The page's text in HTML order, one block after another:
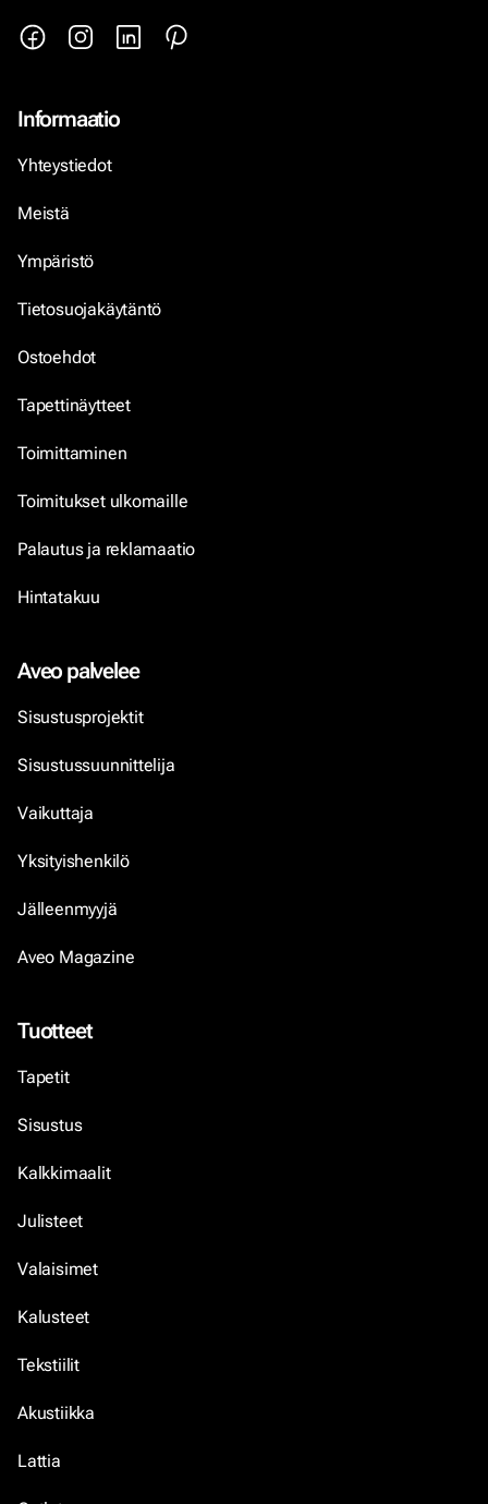
Informaatio
Yhteystiedot
Meistä
Ympäristö
Tietosuojakäytäntö
Ostoehdot
Tapettinäytteet
Toimittaminen
Toimitukset ulkomaille
Palautus ja reklamaatio
Hintatakuu
Aveo palvelee
Sisustusprojektit
Sisustussuunnittelija
Vaikuttaja
Yksityishenkilö
Jälleenmyyjä
Aveo Magazine
Tuotteet
Tapetit
Sisustus
Kalkkimaalit
Julisteet
Valaisimet
Kalusteet
Tekstiilit
Akustiikka
Lattia